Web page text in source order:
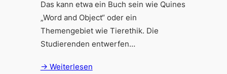
Das kann etwa ein Buch sein wie Quines
„Word and Object“ oder ein
Themengebiet wie Tierethik. Die
Studierenden entwerfen…
→ Weiterlesen